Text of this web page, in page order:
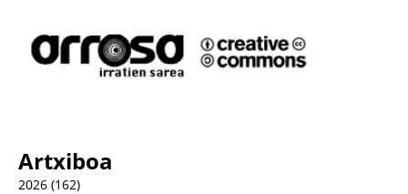
Artxiboa
2026 (162)